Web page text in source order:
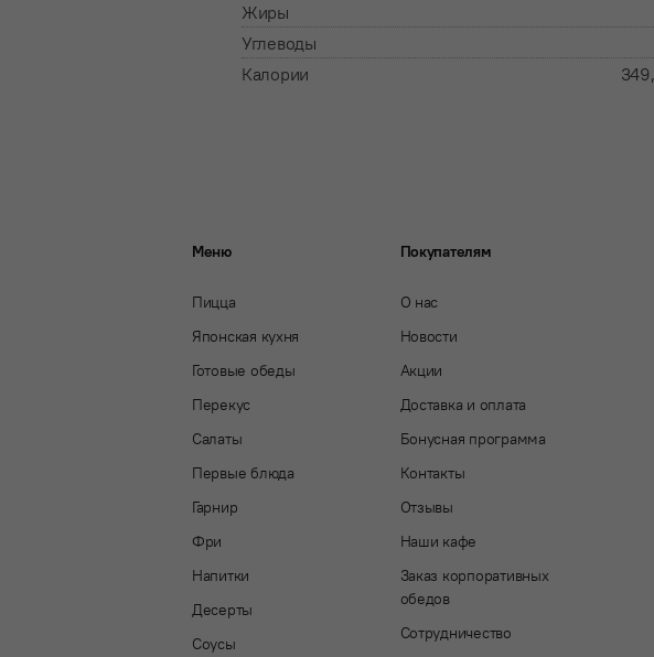
Жиры
Углеводы
Калории
Меню
Пицца
Японская кухня
Готовые обеды
Перекус
Салаты
Первые блюда
Гарнир
Фри
Напитки
Десерты
Соусы
Покупателям
О нас
Новости
Акции
Доставка и оплата
Бонусная программа
Контакты
Отзывы
Наши кафе
Заказ корпоративных
обедов
Сотрудничество